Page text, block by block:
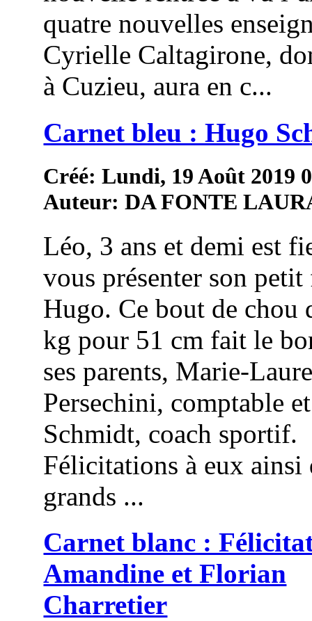
quatre nouvelles
Cyrielle Caltagirone,
à Cuzieu, aura en c...
Carnet bleu : Hugo
Créé: Lundi, 19 Août 2019
Auteur: DA FONTE
Léo, 3 ans et demi est
vous présenter son petit
Hugo. Ce bout de chou
kg pour 51 cm fait le
ses parents, Marie-
Persechini, comptable
Schmidt, coach sportif.
Félicitations à eux ainsi
grands ...
Carnet blanc :
Amandine et Florian
Charretier